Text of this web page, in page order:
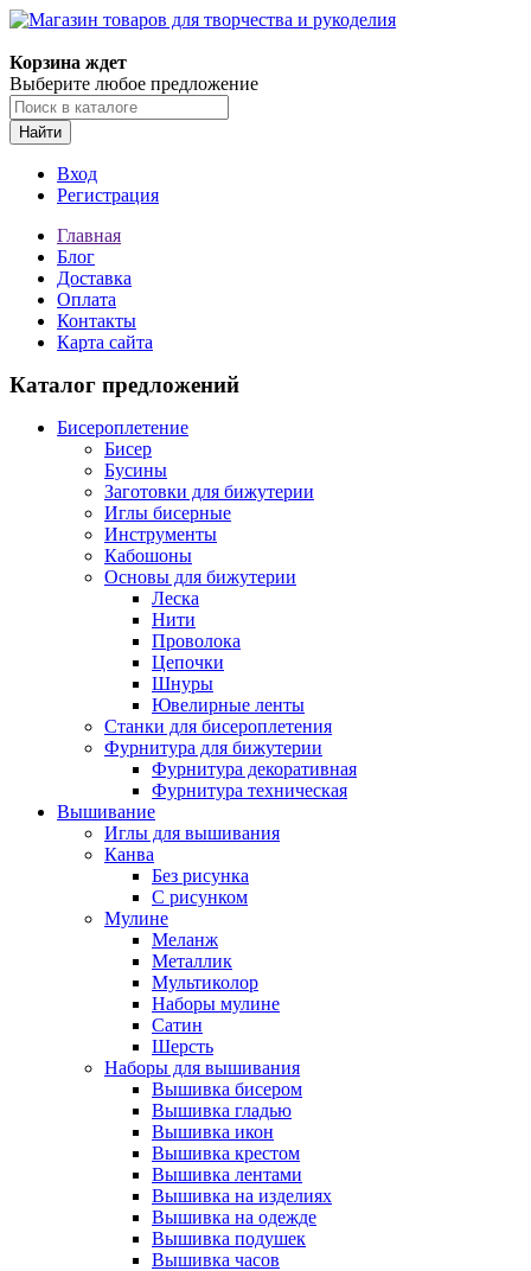
Корзина ждет
Выберите любое предложение
Найти
Вход
Регистрация
Главная
Блог
Доставка
Оплата
Контакты
Карта сайта
Каталог предложений
Бисероплетение
Бисер
Бусины
Заготовки для бижутерии
Иглы бисерные
Инструменты
Кабошоны
Основы для бижутерии
Леска
Нити
Проволока
Цепочки
Шнуры
Ювелирные ленты
Станки для бисероплетения
Фурнитура для бижутерии
Фурнитура декоративная
Фурнитура техническая
Вышивание
Иглы для вышивания
Канва
Без рисунка
С рисунком
Мулине
Меланж
Металлик
Мультиколор
Наборы мулине
Сатин
Шерсть
Наборы для вышивания
Вышивка бисером
Вышивка гладью
Вышивка икон
Вышивка крестом
Вышивка лентами
Вышивка на изделиях
Вышивка на одежде
Вышивка подушек
Вышивка часов